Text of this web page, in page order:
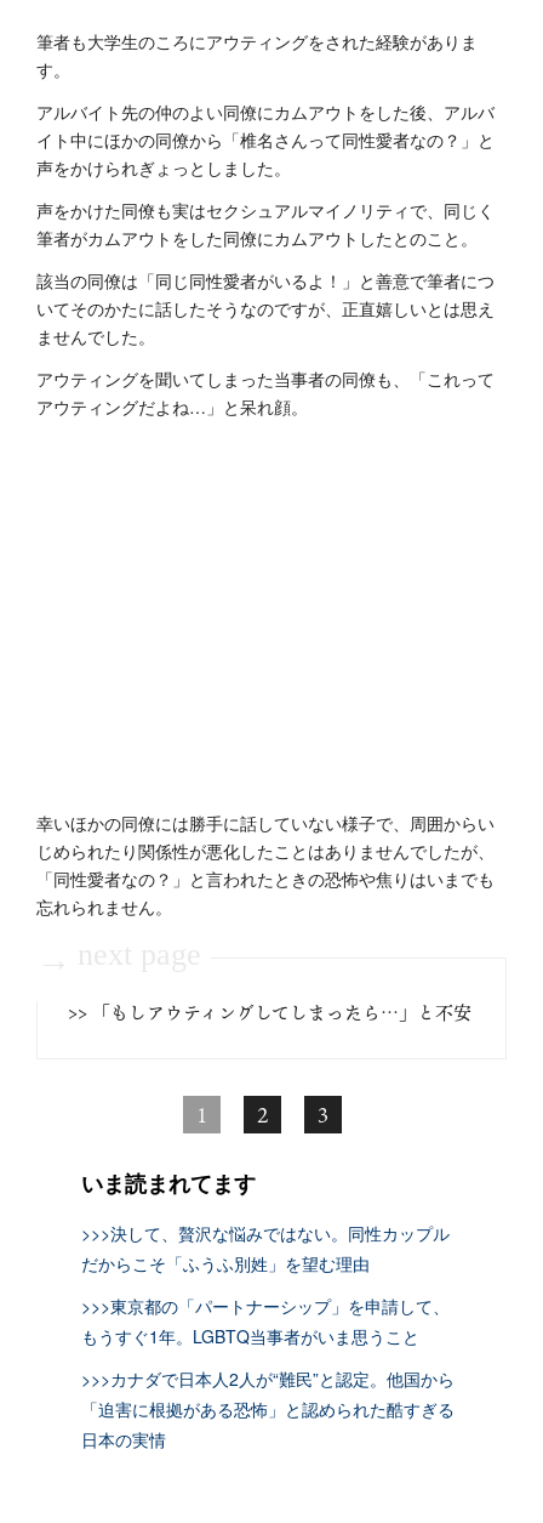
筆者も大学生のころにアウティングをされた経験がありま
す。
アルバイト先の仲のよい同僚にカムアウトをした後、アルバ
イト中にほかの同僚から「椎名さんって同性愛者なの？」と
声をかけられぎょっとしました。
声をかけた同僚も実はセクシュアルマイノリティで、同じく
筆者がカムアウトをした同僚にカムアウトしたとのこと。
該当の同僚は「同じ同性愛者がいるよ！」と善意で筆者につ
いてそのかたに話したそうなのですが、正直嬉しいとは思え
ませんでした。
アウティングを聞いてしまった当事者の同僚も、「これって
アウティングだよね…」と呆れ顔。
幸いほかの同僚には勝手に話していない様子で、周囲からい
じめられたり関係性が悪化したことはありませんでしたが、
「同性愛者なの？」と言われたときの恐怖や焦りはいまでも
忘れられません。
>> 「もしアウティングしてしまったら…」と不安
1 2 3
いま読まれてます
>>>決して、贅沢な悩みではない。同性カップル
だからこそ「ふうふ別姓」を望む理由
>>>東京都の「パートナーシップ」を申請して、
もうすぐ1年。LGBTQ当事者がいま思うこと
>>>カナダで日本人2人が“難民”と認定。他国から
「迫害に根拠がある恐怖」と認められた酷すぎる
日本の実情